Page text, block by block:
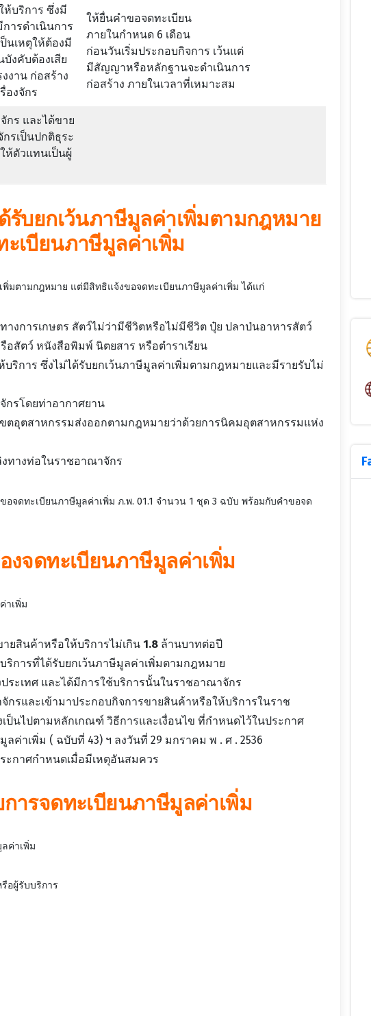
ห้บริการ ซึ่งมี
ารดำเนินการ
นเหตุให้ต้องมี
งคับต้องเสีย
งาน ก่อสร้าง
องจักร
ให้ยื่นคำขอจดทะเบียน
ภายในกำหนด 6 เดือน
ก่อนวันเริ่มประกอบกิจการ เว้นแต่
มีสัญญาหรือหลักฐานจะดำเนินการ
ก่อสร้าง ภายในเวลาที่เหมาะสม
กร และได้ขาย
รเป็นปกติธุระ
ห้ตัวแทนเป็นผู้
รับยกเว้นภาษีมูลค่าเพิ่มตามกฎหมาย
เบียนภาษีมูลค่าเพิ่ม
พิ่มตามกฎหมาย แต่มีสิทธิแจ้งขอจดทะเบียนภาษีมูลค่าเพิ่ม ได้แก่
งการเกษตร สัตว์ไม่ว่ามีชีวิตหรือไม่มีชีวิต ปุ๋ย ปลาป่นอาหารสัตว์
สัตว์ หนังสือพิมพ์ นิตยสาร หรือตำราเรียน
ริการ ซึ่งไม่ได้รับยกเว้นภาษีมูลค่าเพิ่มตามกฎหมายและมีรายรับไม่
กรโดยท่าอากาศยาน
ตอุตสาหกรรมส่งออกตามกฎหมายว่าด้วยการนิคมอุตสาหกรรมแห่ง
ทางท่อในราชอาณาจักร
อจดทะเบียนภาษีมูลค่าเพิ่ม ภ.พ. 01.1 จำนวน 1 ชุด 3 ฉบับ พร้อมกับคำขอจด
งจดทะเบียนภาษีมูลค่าเพิ่ม
าเพิ่ม
ยสินค้าหรือให้บริการไม่เกิน 1.8 ล้านบาทต่อปี
การที่ได้รับยกเว้นภาษีมูลค่าเพิ่มตามกฎหมาย
ระเทศ และได้มีการใช้บริการนั้นในราชอาณาจักร
รและเข้ามาประกอบกิจการขายสินค้าหรือให้บริการในราช
ป็นไปตามหลักเกณฑ์ วิธีการและเงื่อนไข ที่กำหนดไว้ในประกาศ
ค่าเพิ่ม ( ฉบับที่ 43) ฯ ลงวันที่ 29 มกราคม พ . ศ . 2536
กาศกำหนดเมื่อมีเหตุอันสมควร
ารจดทะเบียนภาษีมูลค่าเพิ่ม
ค่าเพิ่ม
อผู้รับบริการ